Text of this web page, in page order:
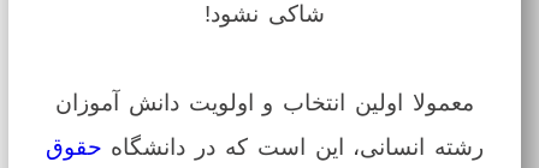
شاکی نشود!
معمولا اولین انتخاب و اولویت دانش آموزان
رشته انسانی، این است که در دانشگاهحقوق